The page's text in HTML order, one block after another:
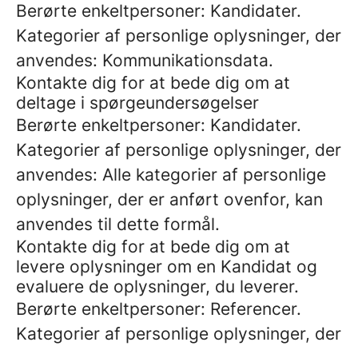
Berørte enkeltpersoner: Kandidater.
Kategorier af personlige oplysninger, der
anvendes: Kommunikationsdata.
Kontakte dig for at bede dig om at
deltage i spørgeundersøgelser
Berørte enkeltpersoner: Kandidater.
Kategorier af personlige oplysninger, der
anvendes: Alle kategorier af personlige
oplysninger, der er anført ovenfor, kan
anvendes til dette formål.
Kontakte dig for at bede dig om at
levere oplysninger om en Kandidat og
evaluere de oplysninger, du leverer.
Berørte enkeltpersoner: Referencer.
Kategorier af personlige oplysninger, der